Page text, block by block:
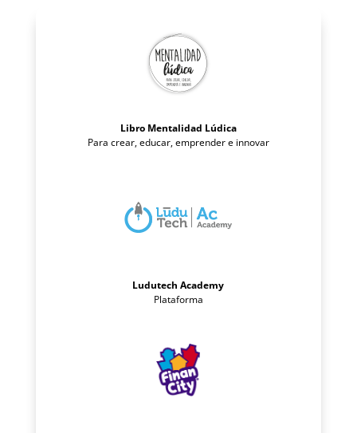
Libro Mentalidad Lúdica
Para crear, educar, emprender e innovar
Ludutech Academy
Plataforma